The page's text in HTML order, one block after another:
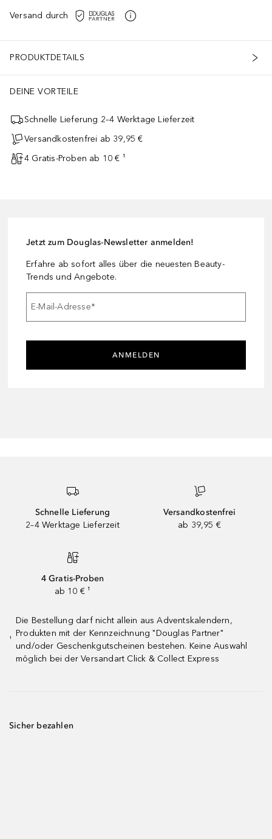
Versand durch
PRODUKTDETAILS
DEINE VORTEILE
Schnelle Lieferung 2–4 Werktage Lieferzeit
Versandkostenfrei ab 39,95 €
4 Gratis-Proben ab 10 € ¹
Jetzt zum Douglas-Newsletter anmelden!
Erfahre ab sofort alles über die neuesten Beauty-
Trends und Angebote.
E-Mail-Adresse*
ANMELDEN
Schnelle Lieferung
2–4 Werktage Lieferzeit
Versandkostenfrei
ab 39,95 €
4 Gratis-Proben
ab 10 € ¹
¹
Die Bestellung darf nicht allein aus Adventskalendern,
Produkten mit der Kennzeichnung "Douglas Partner"
und/oder Geschenkgutscheinen bestehen. Keine Auswahl
möglich bei der Versandart Click & Collect Express
Sicher bezahlen